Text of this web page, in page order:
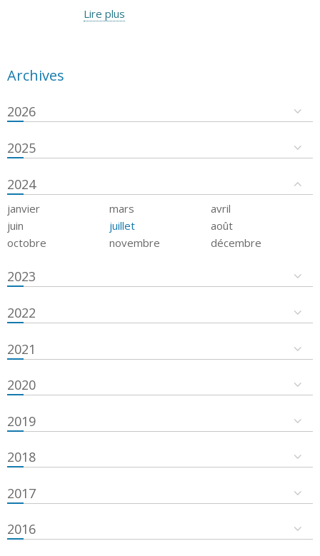
Lire plus
Archives
2026
2025
2024
janvier mars
avril
juin
juillet
août
octobre
novembre décembre
2023
2022
2021
2020
2019
2018
2017
2016